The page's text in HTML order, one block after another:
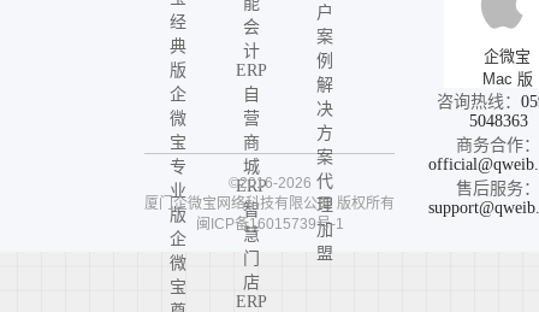
经
典
版
企
微
宝
专
业
版
企
微
宝
会
计
ERP
自
营
商
城
ERP
智
慧
门
店
ERP
户
案
例
解
决
方
案
代
理
加
盟
企微宝
Mac 版
咨询热线：
5048363
商务合作：
售后服务：
©2016-2026
厦门企微宝网络科技有限公司 版权所有
闽ICP备16015739号-1